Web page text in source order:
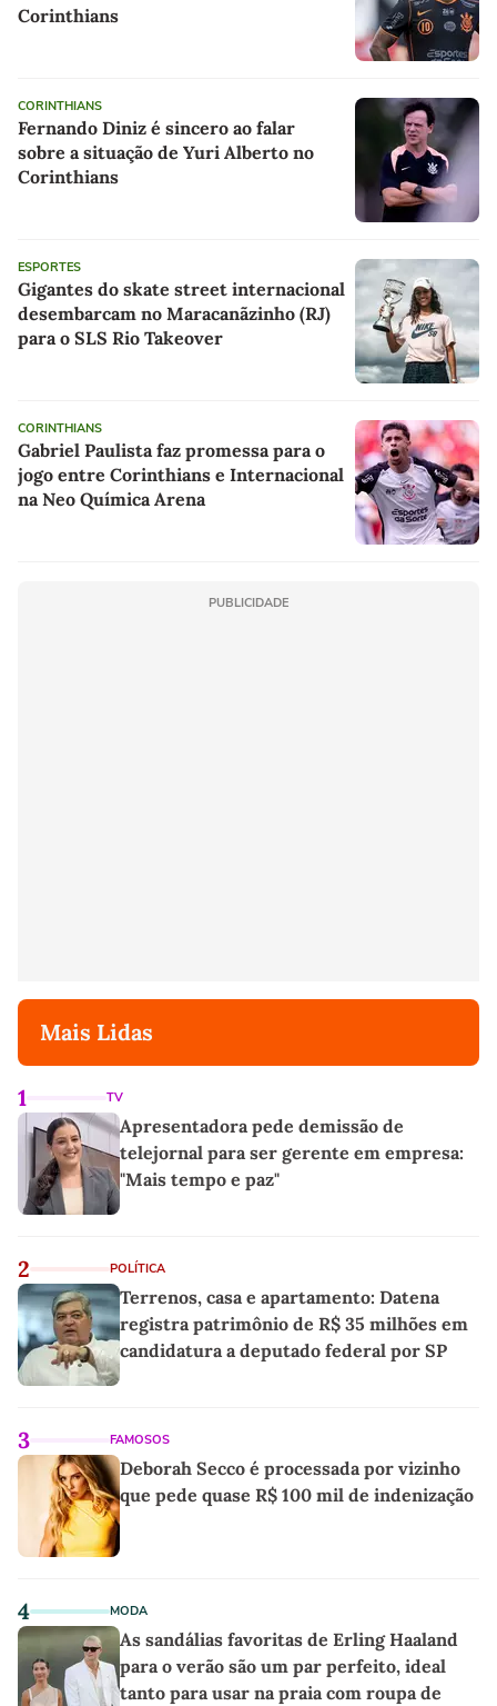
Corinthians
CORINTHIANS
Fernando Diniz é sincero ao falar
sobre a situação de Yuri Alberto no
Corinthians
ESPORTES
Gigantes do skate street internacional
desembarcam no Maracanãzinho (RJ)
para o SLS Rio Takeover
CORINTHIANS
Gabriel Paulista faz promessa para o
jogo entre Corinthians e Internacional
na Neo Química Arena
PUBLICIDADE
Mais Lidas
1 TV
Apresentadora pede demissão de
telejornal para ser gerente em empresa:
"Mais tempo e paz"
2 POLÍTICA
Terrenos, casa e apartamento: Datena
registra patrimônio de R$ 35 milhões em
candidatura a deputado federal por SP
3 FAMOSOS
Deborah Secco é processada por vizinho
que pede quase R$ 100 mil de indenização
4 MODA
As sandálias favoritas de Erling Haaland
para o verão são um par perfeito, ideal
tanto para usar na praia com roupa de